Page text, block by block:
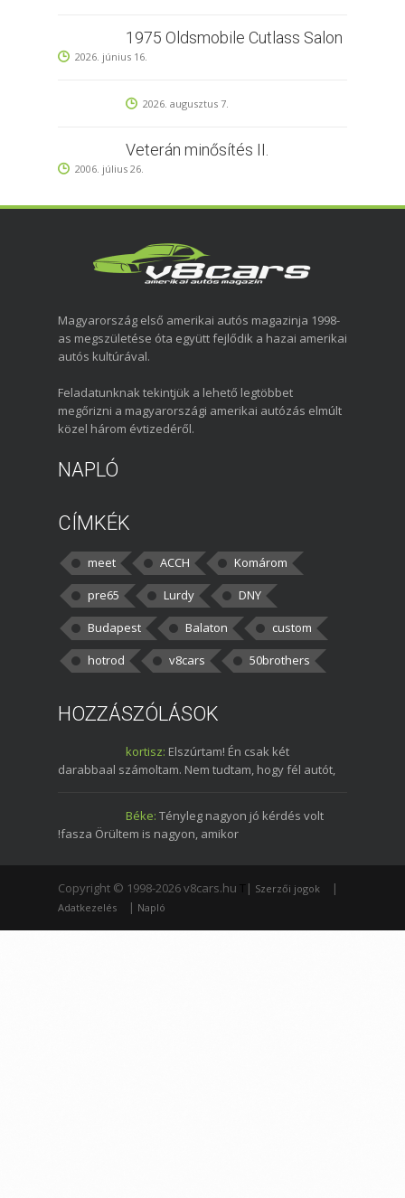
1975 Oldsmobile Cutlass Salon
2026. június 16.
2026. augusztus 7.
Veterán minősítés II.
2006. július 26.
Magyarország első amerikai autós magazinja 1998-
as megszületése óta együtt fejlődik a hazai amerikai
autós kultúrával.
Feladatunknak tekintjük a lehető legtöbbet
megőrizni a magyarországi amerikai autózás elmúlt
közel három évtizedéről.
NAPLÓ
CÍMKÉK
meet ACCH
Komárom
pre65
Lurdy
DNY
Budapest
Balaton
custom
hotrod
v8cars 50brothers
HOZZÁSZÓLÁSOK
kortisz: Elszúrtam! Én csak két
darabbaal számoltam. Nem tudtam, hogy fél autót,
Béke: Tényleg nagyon jó kérdés volt
!fasza Örültem is nagyon, amikor
Copyright © 1998-2026 v8cars.hu | Szerzői jogok |
Adatkezelés | Napló